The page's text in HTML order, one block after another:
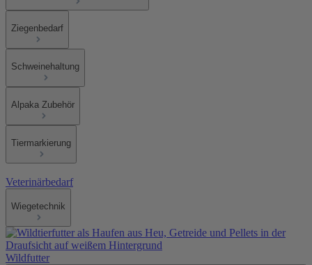
Ziegenbedarf
Schweinehaltung
Alpaka Zubehör
Tiermarkierung
Veterinärbedarf
Wiegetechnik
Wildfutter